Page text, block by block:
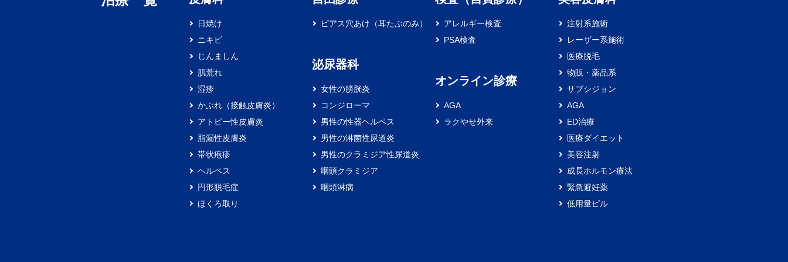
日焼け
ニキビ
じんましん
肌荒れ
湿疹
かぶれ（接触皮膚炎）
アトピー性皮膚炎
脂漏性皮膚炎
帯状疱疹
ヘルペス
円形脱毛症
ほくろ取り
ピアス穴あけ（耳たぶのみ）
泌尿器科
女性の膀胱炎
コンジローマ
男性の性器ヘルペス
男性の淋菌性尿道炎
男性のクラミジア性尿道炎
咽頭クラミジア
咽頭淋病
アレルギー検査
PSA検査
オンライン診療
AGA
ラクやせ外来
注射系施術
レーザー系施術
医療脱毛
物販・薬品系
サブシジョン
AGA
ED治療
医療ダイエット
美容注射
成長ホルモン療法
緊急避妊薬
低用量ピル